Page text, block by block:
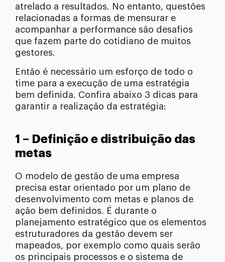
atrelado a resultados. No entanto, questões
relacionadas a formas de mensurar e
acompanhar a performance são desafios
que fazem parte do cotidiano de muitos
gestores.
Então é necessário um esforço de todo o
time para a execução de uma estratégia
bem definida. Confira abaixo 3 dicas para
garantir a realização da estratégia:
1 – Definição e distribuição das
metas
O modelo de gestão de uma empresa
precisa estar orientado por um plano de
desenvolvimento com metas e planos de
ação bem definidos. É durante o
planejamento estratégico que os elementos
estruturadores da gestão devem ser
mapeados, por exemplo como quais serão
os principais processos e o sistema de